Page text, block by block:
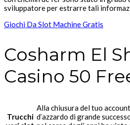
sviluppatore per estrarre tali
Giochi Da Slot Machine Gratis
Cosharm El
Casino 50
Trucchi
Alla chiusura del tuo
d’azzardo di grande